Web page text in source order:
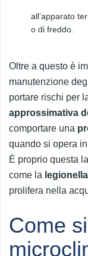
all’apparato
o di freddo.
Oltre a questo è
manutenzione
portare rischi per
approssimativa
comportare una
quando si opera
È proprio questa
come la legionella
prolifera nella
Come